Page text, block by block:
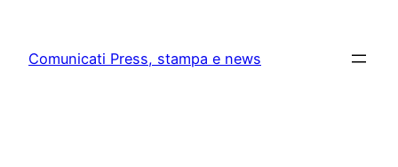
content
Comunicati Press, stampa e news